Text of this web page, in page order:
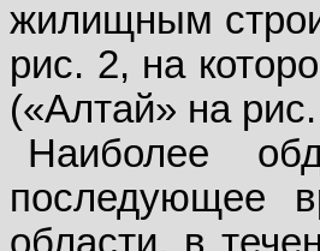
жилищным
рис. 2, на
(«Алтай» на
Наиболее
последующее